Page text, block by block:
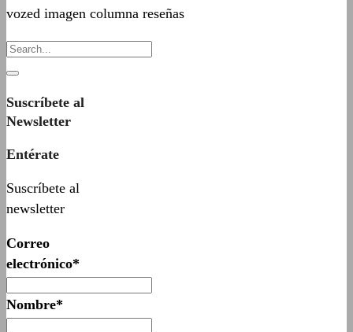
vozed imagen columna reseñas
Suscríbete al
Newsletter
Entérate
Suscríbete al
newsletter
Correo
electrónico*
Nombre*